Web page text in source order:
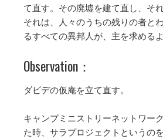
て直す。その廃墟を建て直し、そ
それは、人々のうちの残りの者と
るすべての異邦人が、主を求める
Observation：
ダビデの仮庵を立て直す。
キャンプミニストリーネットワー
た時、サラプロジェクトというの